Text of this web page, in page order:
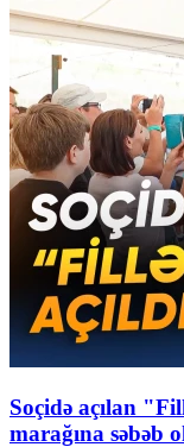
Soçidə açılan
marağına səbəb